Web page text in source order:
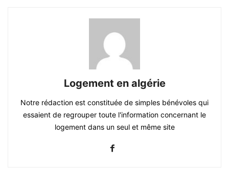
Logement en algérie
Notre rédaction est constituée de simples bénévoles qui
essaient de regrouper toute l'information concernant le
logement dans un seul et même site